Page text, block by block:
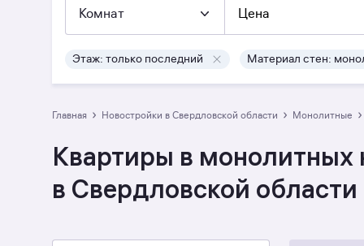
Комнат Цена
Этаж: только последний Материал стен:
Главная › Новостройки в Свердловской области › монолитные ›
Квартиры в монолитных
в Свердловской области